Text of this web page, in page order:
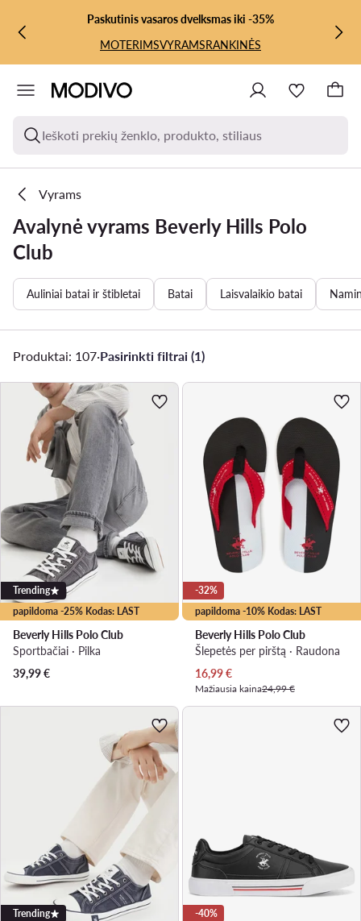
PEREITI PRIE PAGRINDINIO TURINIO
PEREITI Į PAIEŠKĄPaskutinis vasaros dvelksmas iki -35%
MOTERIMSVYRAMSRANKINĖS
Ieškoti prekių ženklo, produkto, stiliaus
Vyrams
Avalynė vyrams Beverly Hills Polo
Club
Auliniai batai ir štibletai Batai Laisvalaikio batai
Produktai: 107·Pasirinkti filtrai (1)
papildoma -25% Kodas: LAST
Trending
Beverly Hills Polo Club
Sportbačiai · Pilka
39,99€
papildoma -10% Kodas: LAST
-32%
Beverly Hills Polo Club
Šlepetės per pirštą · Raudona
Dabartinė kaina
16,99€
Mažiausia kaina24,99 €
Trending -40%